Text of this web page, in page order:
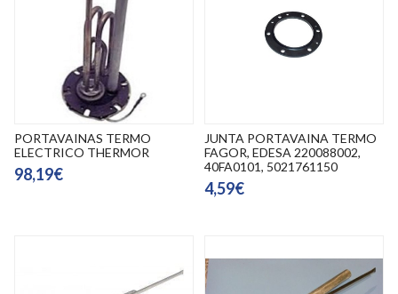
PORTAVAINAS TERMO
ELECTRICO THERMOR
98,19€
JUNTA PORTAVAINA TERMO
FAGOR, EDESA 220088002,
40FA0101, 5021761150
4,59€